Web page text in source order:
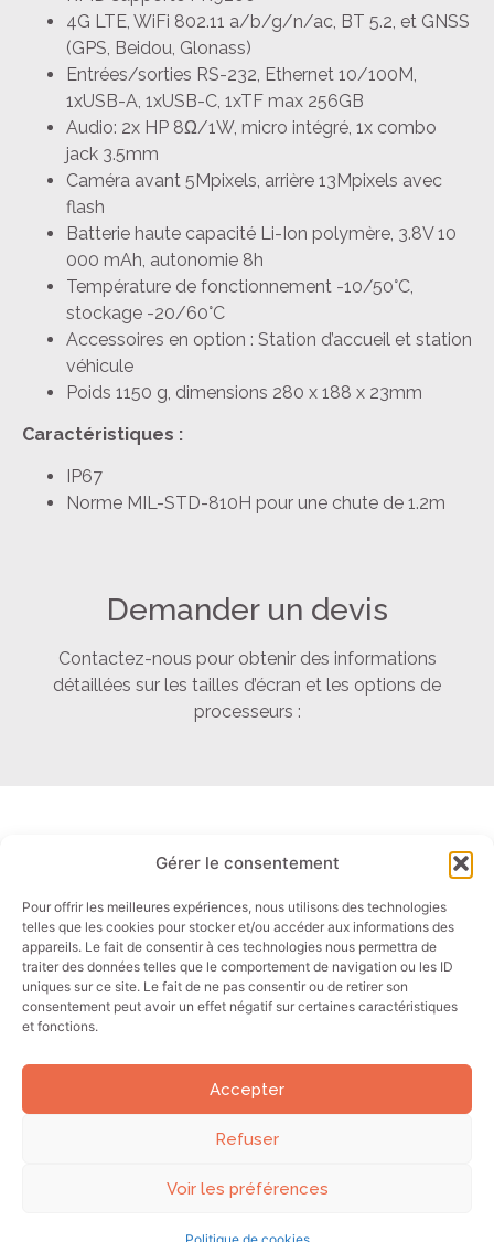
Gérer le consentement
Pour offrir les meilleures expériences, nous utilisons des technologies
telles que les cookies pour stocker et/ou accéder aux informations des
appareils. Le fait de consentir à ces technologies nous permettra de
traiter des données telles que le comportement de navigation ou les ID
uniques sur ce site. Le fait de ne pas consentir ou de retirer son
consentement peut avoir un effet négatif sur certaines caractéristiques
et fonctions.
Accepter
Refuser
Voir les préférences
4G LTE, WiFi 802.11 a/b/g/n/ac, BT 5.2, et GNSS
(GPS, Beidou, Glonass)
Entrées/sorties RS-232, Ethernet 10/100M,
1xUSB-A, 1xUSB-C, 1xTF max 256GB
Audio: 2x HP 8Ω/1W, micro intégré, 1x combo
jack 3.5mm
Caméra avant 5Mpixels, arrière 13Mpixels avec
flash
Batterie haute capacité Li-Ion polymère, 3.8V 10
000 mAh, autonomie 8h
Température de fonctionnement -10/50°C,
stockage -20/60°C
Accessoires en option : Station d’accueil et station
véhicule
Poids 1150 g, dimensions 280 x 188 x 23mm
Caractéristiques :
IP67
Norme MIL-STD-810H pour une chute de 1.2m
Demander un devis
Contactez-nous pour obtenir des informations
détaillées sur les tailles d’écran et les options de
processeurs :
Votre expert en matériel informatique robuste
Panels PC
Ecrans
Tablettes
PC industriels
Secteurs
Email: info@akori.fr
Tel : +33 (0)4 50 01 44 00